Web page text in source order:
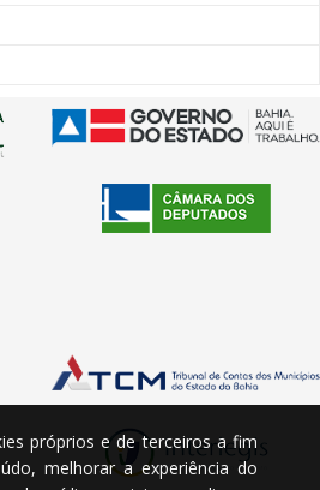
próprios e de terceiros a fim
melhorar a experiência do